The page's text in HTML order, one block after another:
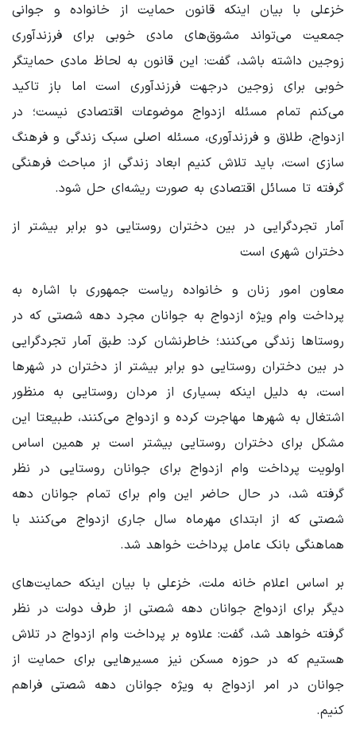
خزعلی با بیان اینکه قانون حمایت از خانواده و جوانی
جمعیت می‌تواند مشوق‌های مادی خوبی برای فرزندآوری
زوجین داشته باشد، گفت: این قانون به لحاظ مادی حمایتگر
خوبی برای زوجین درجهت فرزندآوری است اما باز تاکید
می‌کنم تمام مسئله ازدواج موضوعات اقتصادی نیست؛ در
ازدواج، طلاق و فرزندآوری، مسئله اصلی سبک زندگی و فرهنگ
سازی است، باید تلاش کنیم ابعاد زندگی از مباحث فرهنگی
گرفته تا مسائل اقتصادی به صورت ریشه‌ای حل شود.
آمار تجردگرایی در بین دختران روستایی دو برابر بیشتر از
دختران شهری است
معاون امور زنان و خانواده ریاست جمهوری با اشاره به
پرداخت وام ویژه ازدواج به جوانان مجرد دهه شصتی که در
روستاها زندگی می‌کنند؛ خاطرنشان کرد: طبق آمار تجردگرایی
در بین دختران روستایی دو برابر بیشتر از دختران در شهرها
است، به دلیل اینکه بسیاری از مردان روستایی به منظور
اشتغال به شهرها مهاجرت کرده و ازدواج می‌کنند، طبیعتا این
مشکل برای دختران روستایی بیشتر است بر همین اساس
اولویت پرداخت وام ازدواج برای جوانان روستایی در نظر
گرفته شد، در حال حاضر این وام برای تمام جوانان دهه
شصتی که از ابتدای مهرماه سال جاری ازدواج می‌کنند با
هماهنگی بانک عامل پرداخت خواهد شد.
بر اساس اعلام خانه ملت، خزعلی با بیان اینکه حمایت‌های
دیگر برای ازدواج جوانان دهه شصتی از طرف دولت در نظر
گرفته خواهد شد، گفت: علاوه بر پرداخت وام ازدواج در تلاش
هستیم که در حوزه مسکن نیز مسیرهایی برای حمایت از
جوانان در امر ازدواج به ویژه جوانان دهه شصتی فراهم
کنیم.